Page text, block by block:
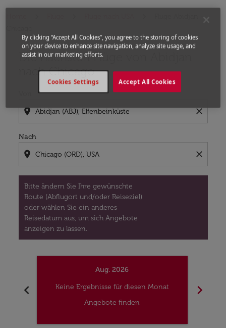
Die nächsten Flüge von Abidjan
nach Chicago
location_on close
Nach
location_on close
Bitte ändern Sie Ihre gewünschte
Route (Abflugort und/oder Reiseziel)
oder wählen Sie ein anderes
Reisedatum aus, um sich Angebote
anzeigen zu lassen.
Bitte ändern Sie Ihre gewünschte Route (Abflugort
chevron_left
Aug. 2026
Keine Ergebnisse für diesen Monat
Angebote finden
chevron_right
By clicking “Accept All Cookies”, you agree to the storing of cookies
on your device to enhance site navigation, analyze site usage, and
assist in our marketing efforts.
Accept All Cookies
Cookies Settings